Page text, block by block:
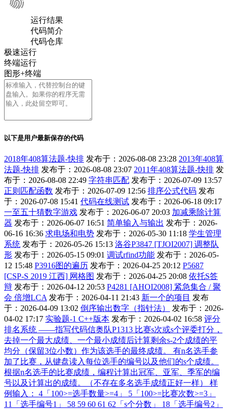
运行结果
代码简介
代码仓库
极速运行
终端运行
图形+终端
以下是用户最新保存的代码
2018年408算法题-快排 发布于：2026-08-08 23:28 2013年408算
法题-快排 发布于：2026-08-08 23:07 2011年408算法题-快排 发
布于：2026-08-08 22:49 字符串匹配 发布于：2026-07-09 13:57
正则匹配函数 发布于：2026-07-09 12:56 排序公式代码 发布
于：2026-07-08 15:41 代码在线测试 发布于：2026-06-18 09:17
一至五十猜数字游戏 发布于：2026-06-07 20:03 加减乘除计算
器 发布于：2026-06-07 16:51 简单输入与输出 发布于：2026-
06-16 16:36 求电场和电势 发布于：2026-05-30 11:18 学生管理
系统 发布于：2026-05-26 15:13 洛谷P3847 [TJOI2007] 调整队
形 发布于：2026-05-15 09:01 调试rfind功能 发布于：2026-05-
12 15:48 P3916图的遍历 发布于：2026-04-25 20:12 P5687
[CSP-S 2019 江西] 网格图 发布于：2026-04-25 20:08 依托S答
辩 发布于：2026-04-12 20:53 P4281 [AHOI2008] 紧急集合 / 聚
会 倍增LCA 发布于：2026-04-11 21:43 新一个的项目 发布
于：2026-04-09 13:02 倒序输出数字（指针法）
发布于：2026-
04-02 17:17 实验题-1 C++版本 发布于：2026-04-02 16:58 评分
排名系统 ——指写代码信奥队P1313 比赛s次或s个评委打分，
去掉一个最大成绩、一个最小成绩后计算剩余s-2个成绩的平
均分（保留3位小数）作为该选手的最终成绩。 有n名选手参
加了比赛，从键盘读入每位选手的编号以及他们的s个成绩。
根据n名选手的比赛成绩，编程计算出冠军、亚军、季军的编
号以及计算出的成绩。（不存在多名选手成绩正好一样） 样
例输入： 4「100>=选手数量>=4」 5「100>=比赛次数>=3」
11「选手编号1」 58 59 60 61 62「s个分数」 18「选手编号2」